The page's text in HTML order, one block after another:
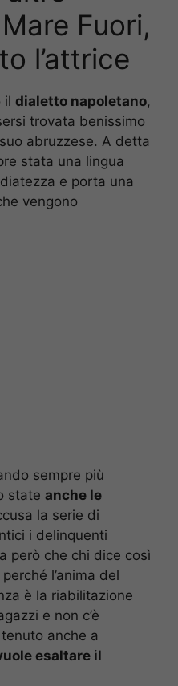
Fuori,
l’attrice
il dialetto napoletano,
trovata benissimo
abruzzese. A detta
stata una lingua
e porta una
vengono
sempre più
state anche le
la serie di
i delinquenti
però che chi dice così
l’anima del
è la riabilitazione
e non c’è
anche a
esaltare il